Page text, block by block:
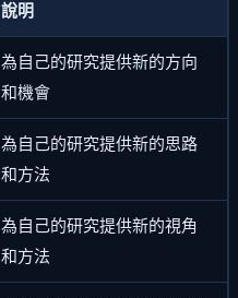
說明
為自己的研究提供新的方向
和機會
為自己的研究提供新的思路
和方法
為自己的研究提供新的視角
和方法